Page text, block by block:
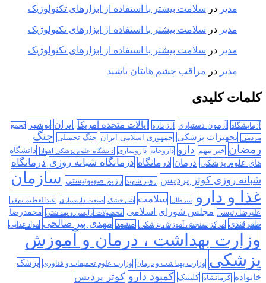
مدیر در سلامت بیشتر با استفاده از ابزارهای تکنولوژیک
مدیر در سلامت بیشتر با استفاده از ابزارهای تکنولوژیک
مدیر در سلامت بیشتر با استفاده از ابزارهای تکنولوژیک
مدیر در مراقب چشم هایتان باشید
کلمات کلیدی
آزمایشگاه آزمون دستیاری ارز دارو ایالات متحده امریکا ایران بوشهر
تجمع
مردمی تجهیزات پزشکی جمهوری اسلامی ایران جنگ تحمیلی جنگ
رمضان خبر مهم دارو داروخانه داروسازی دانشگاه علوم پزشکی اهواز
دانشگاه
های علوم پزشکی درمان درمانگاه درمانگاه شبانه روزی درمانگاه
شبانه روزی کوثر پردیس رهبر شهید رژیم صهیونیستی سازمان
غذا و دارو
سرطان سلامت شیرخشک صنعت داروسازی عبدالعظیم بهفر
علیرضا رئیسی مجلس شورای اسلامی محصولات آرایشی و بهداشتی محمدرضا
ظفرقندی مرکز سنجش آموزش پزشکی مشهد مهدی پیر صالحی مواد غذایی
وزارت بهداشت ، درمان و آموزش
پزشکی وزارت بهداشت و درمان وزارت علوم تحقیقات و فناوری پزشک
خانواده کرمانشاه کلینیک کمبود دارو کوثر پردیس